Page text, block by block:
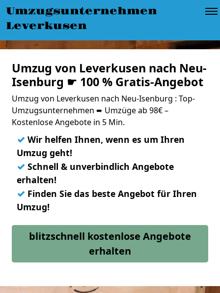
Umzugsunternehmen
Leverkusen
Umzug von Leverkusen nach Neu-
Isenburg ☛ 100 % Gratis-Angebot
Umzug von Leverkusen nach Neu-Isenburg : Top-
Umzugsunternehmen ➨ Umzüge ab 98€ –
Kostenlose Angebote in 5 Min.
✓ Wir helfen Ihnen, wenn es um Ihren
Umzug geht!
✓ Schnell & unverbindlich Angebote
erhalten!
✓ Finden Sie das beste Angebot für Ihren
Umzug!
blitzschnell kostenlose Angebote
erhalten